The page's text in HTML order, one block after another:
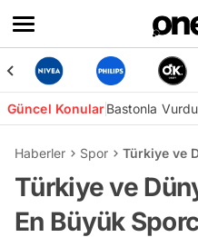
Güncel KonularBastonla
Haberler Spor Türkiye ve
Türkiye ve
En Büyük